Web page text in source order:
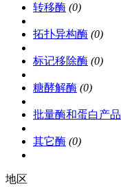
转移酶 (0)
拓扑异构酶 (0)
标记移除酶 (0)
糖酵解酶 (0)
批量酶和蛋白产品
其它酶 (0)
地区